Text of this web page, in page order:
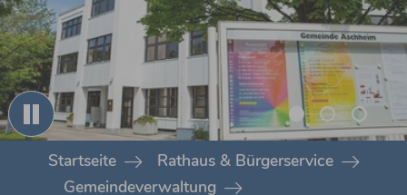
You are here:Startseite
Rathaus & Bürgerservice
Gemeindeverwaltung